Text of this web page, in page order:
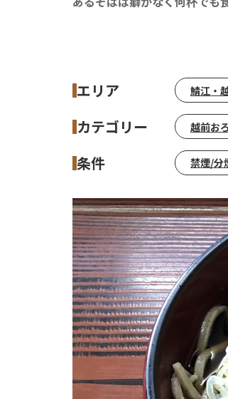
エリア 鯖江・
カテゴリー 越前お
条件 禁煙/分